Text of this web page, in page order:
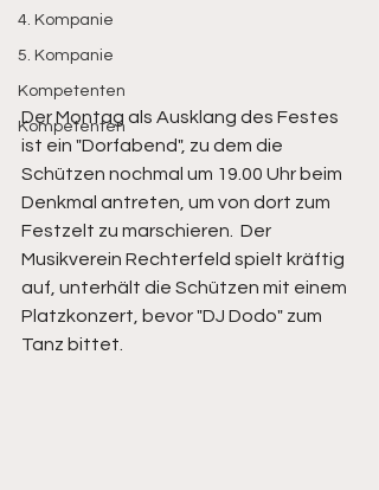
4. Kompanie
5. Kompanie
Kompetenten
Kompetenten
Der Montag als Ausklang des Festes
ist ein "Dorfabend", zu dem die
Schützen nochmal um 19.00 Uhr beim
Denkmal antreten, um von dort zum
Festzelt zu marschieren.  Der
Musikverein Rechterfeld spielt kräftig
auf, unterhält die Schützen mit einem
Platzkonzert, bevor "DJ Dodo" zum
Tanz bittet.